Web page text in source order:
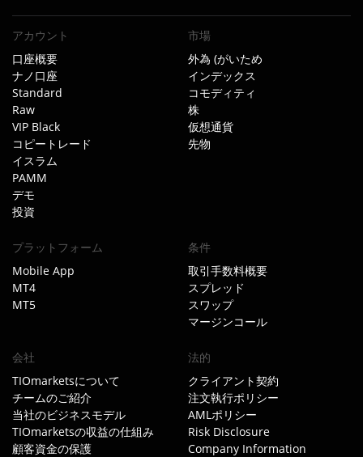
アカウント
口座概要
ナノ口座
Standard
Raw
VIP Black
コピートレード
イスラム
PAMM
デモ
投資
市場
外為 (がいため
インデックス
コモディティ
株
仮想通貨
先物
プラットフォーム
Mobile App
MT4
MT5
条件
取引手数料概要
スプレッド
スワップ
マージンコール
会社
TIOmarketsについて
チームのご紹介
当社のビジネスモデル
TIOmarketsの収益の仕組み
顧客資金の保護
法的
クライアント契約
注文執行ポリシー
AMLポリシー
Risk Disclosure
Company Information